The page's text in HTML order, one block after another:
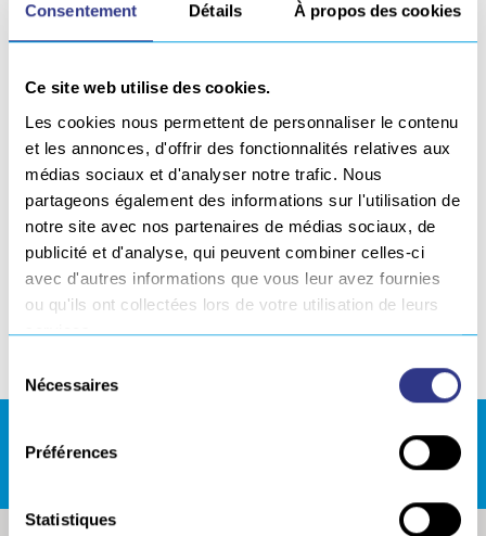
Consentement Détails À propos des cookies
Ce site web utilise des cookies.
Les cookies nous permettent de personnaliser le contenu
et les annonces, d'offrir des fonctionnalités relatives aux
médias sociaux et d'analyser notre trafic. Nous
partageons également des informations sur l'utilisation de
notre site avec nos partenaires de médias sociaux, de
publicité et d'analyse, qui peuvent combiner celles-ci
avec d'autres informations que vous leur avez fournies
ou qu'ils ont collectées lors de votre utilisation de leurs
services.
Nécessaires
Préférences
Statistiques